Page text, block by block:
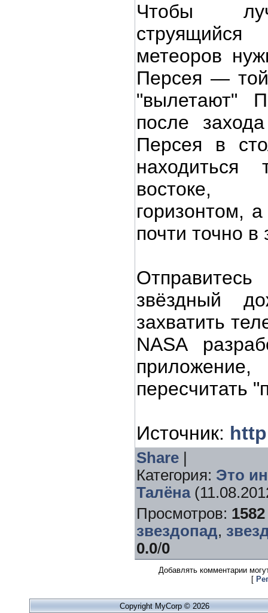
Чтобы
метеоров
Персея — той
"вылетают"
после
Персея в
востоке,
горизонтом,
почти точно в
звёздный
захватить
NASA
пересчитать
Источник:
Share
Категория: Это
Талёна
Просмотров: 1582
звездопад,
0.0/0
Добавлять комментарии
[
Copyright MyCorp © 2026